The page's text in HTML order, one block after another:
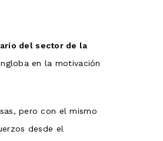
del sector de la
en la motivación
pero con el mismo
desde el